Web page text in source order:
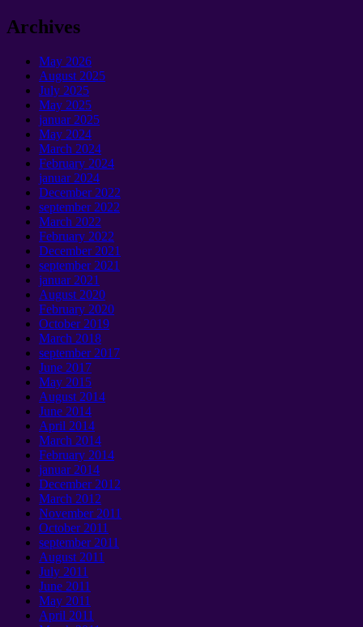
Archives
May 2026
August 2025
July 2025
May 2025
januar 2025
May 2024
March 2024
February 2024
januar 2024
December2022
september 2022
March 2022
February 2022
December2021
september 2021
januar 2021
August 2020
February 2020
October2019
March 2018
september 2017
June 2017
May 2015
August 2014
June 2014
April 2014
March 2014
February 2014
januar 2014
December2012
March 2012
November2011
October2011
september 2011
August 2011
July 2011
June 2011
May 2011
April 2011